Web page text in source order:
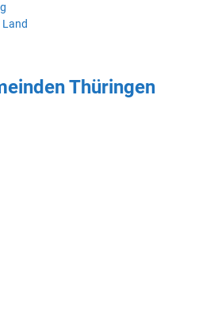
Thüringen